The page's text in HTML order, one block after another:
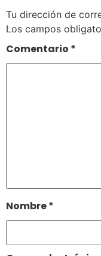
Tu dirección de
Los campos
Comentario *
Nombre*